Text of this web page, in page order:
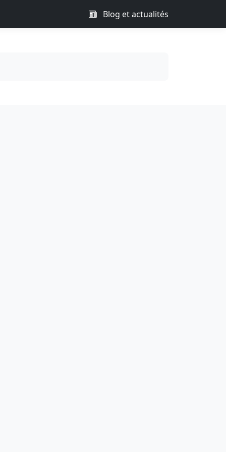
Blog et actualités